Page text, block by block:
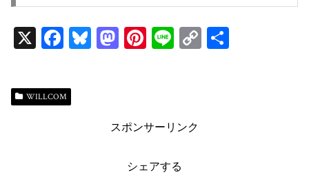
X Fa
bo
ok
Bl M
n
Pi
t
Li C
WILLCOM
スポンサーリンク
シェアする